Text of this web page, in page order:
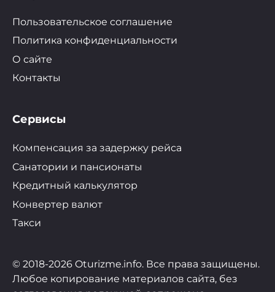
Пользовательское соглашение
Политика конфиденциальности
О сайте
Контакты
Сервисы
Компенсация за задержку рейса
Санатории и пансионаты
Кредитный калькулятор
Конвертер валют
Такси
© 2018-2026 Oturizme.info. Все права защищены.
Любое копирование материалов сайта, без